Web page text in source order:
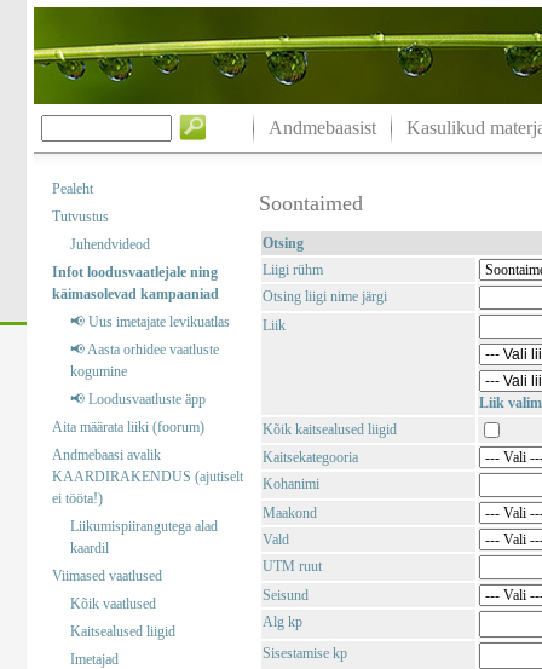
Andmebaasist Kasulikud
Pealeht
Tutvustus
Juhendvideod
Infot loodusvaatlejale ning
käimasolevad kampaaniad
📢 Uus imetajate levikuatlas
📢 Aasta orhidee vaatluste
kogumine
📢 Loodusvaatluste äpp
Aita määrata liiki (foorum)
Andmebaasi avalik
KAARDIRAKENDUS (ajutiselt
ei tööta!)
Liikumispiirangutega alad
kaardil
Viimased vaatlused
Kõik vaatlused
Kaitsealused liigid
Imetajad
Soontaimed
Otsing
Liigi rühm
Otsing liigi nime järgi
Liik
Liik
Kõik kaitsealused liigid
Kaitsekategooria
Kohanimi
Maakond
Vald
UTM ruut
Seisund
Alg kp
Sisestamise kp